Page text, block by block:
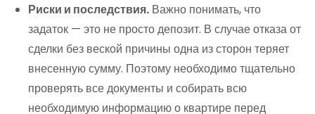
Риски и последствия. Важно понимать, что
задаток — это не просто депозит. В случае отказа от
сделки без веской причины одна из сторон теряет
внесенную сумму. Поэтому необходимо тщательно
проверять все документы и собирать всю
необходимую информацию о квартире перед